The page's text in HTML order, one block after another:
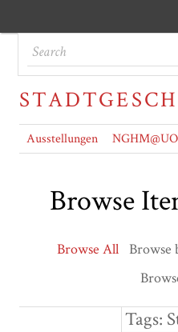
Ausstellungen
Browse
Browse All Browse
Tags: